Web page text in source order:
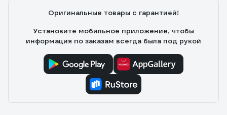
Оригинальные товары с гарантией!
Установите мобильное приложение, чтобы
информация по заказам всегда была под рукой